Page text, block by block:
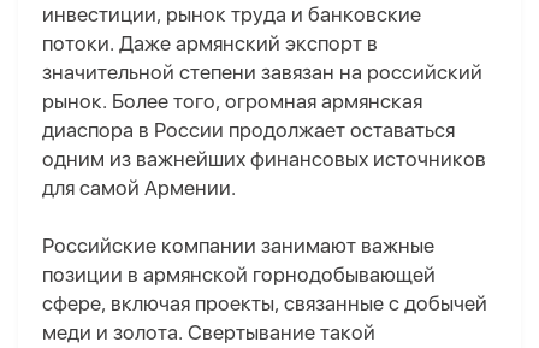
инвестиции, рынок труда и банковские
потоки. Даже армянский экспорт в
значительной степени завязан на российский
рынок. Более того, огромная армянская
диаспора в России продолжает оставаться
одним из важнейших финансовых источников
для самой Армении.
Российские компании занимают важные
позиции в армянской горнодобывающей
сфере, включая проекты, связанные с добычей
меди и золота. Свертывание такой